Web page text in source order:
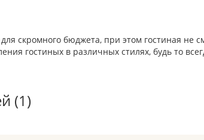
скромного бюджета, при этом гостиная не
гостиных в различных стилях, будь то
(1)